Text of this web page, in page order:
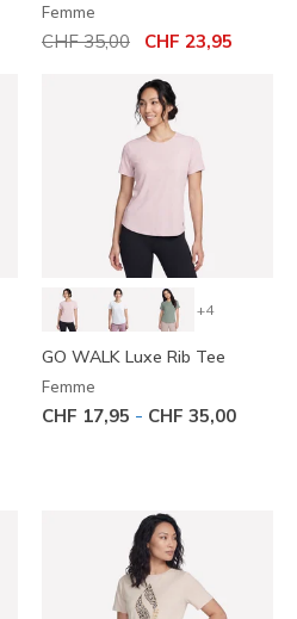
Femme
Prix réduit de
CHF 35,00 CHF 23,95
+4
GO WALK Luxe Rib Tee
Femme
CHF 17,95 - CHF 35,00